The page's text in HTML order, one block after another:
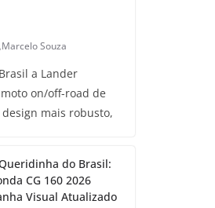
Marcelo Souza
a Lander
on/off-road de
design mais robusto,
do Brasil:
CG 160 2026
Visual Atualizado